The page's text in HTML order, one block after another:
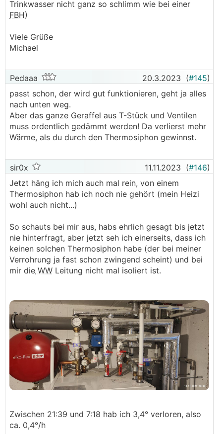
Trinkwasser nicht ganz so schlimm wie bei einer
FBH)
Viele Grüße
Michael
Pedaaa 20.3.2023 (#145)
passt schon, der wird gut funktionieren, geht ja alles
nach unten weg.
Aber das ganze Geraffel aus T-Stück und Ventilen
muss ordentlich gedämmt werden! Da verlierst mehr
Wärme, als du durch den Thermosiphon gewinnst.
sir0x 11.11.2023 (#146)
Jetzt häng ich mich auch mal rein, von einem
Thermosiphon hab ich noch nie gehört (mein Heizi
wohl auch nicht...)
So schauts bei mir aus, habs ehrlich gesagt bis jetzt
nie hinterfragt, aber jetzt seh ich einerseits, dass ich
keinen solchen Thermosiphon habe (der bei meiner
Verrohrung ja fast schon zwingend scheint) und bei
mir die WW Leitung nicht mal isoliert ist.
Zwischen 21:39 und 7:18 hab ich 3,4° verloren, also
ca. 0,4°/h